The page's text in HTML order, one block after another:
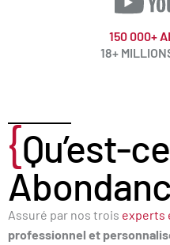
150 000+
18+
{Qu’est-
Assuré par nos trois experts
professionnel et